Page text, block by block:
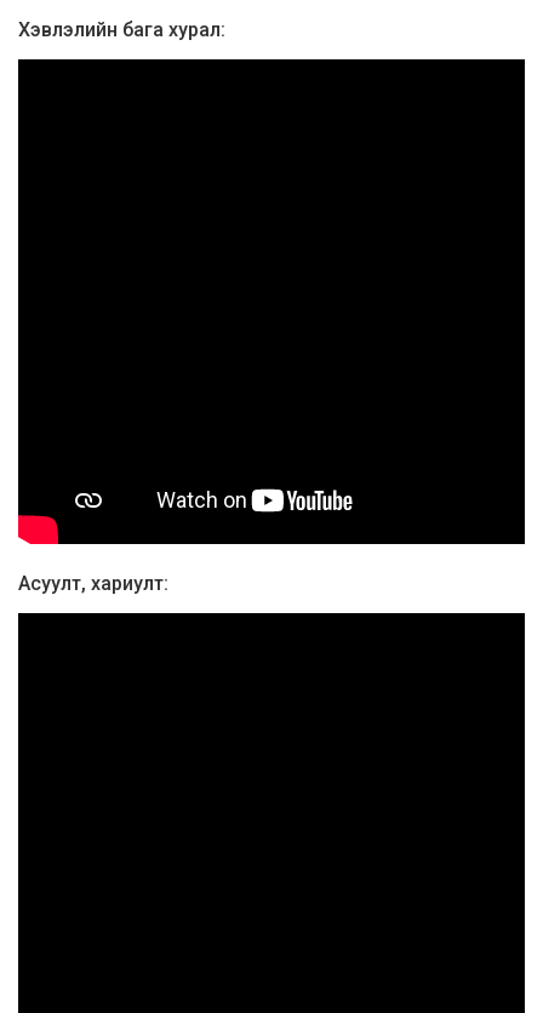
Хэвлэлийн бага хурал:
Асуулт, хариулт: